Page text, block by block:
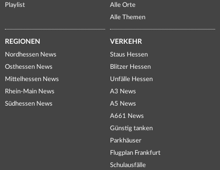
Playlist
Alle Orte
Alle Themen
REGIONEN
Nordhessen News
Osthessen News
Mittelhessen News
Rhein-Main News
Südhessen News
VERKEHR
Staus Hessen
Blitzer Hessen
Unfälle Hessen
A3 News
A5 News
A661 News
Günstig tanken
Parkhäuser
Flugplan Frankfurt
Schulausfälle